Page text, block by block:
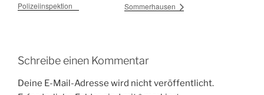
Polizeiinspektion
Sommerhausen
Schreibe einen Kommentar
Deine E-Mail-Adresse wird nicht veröffentlicht.